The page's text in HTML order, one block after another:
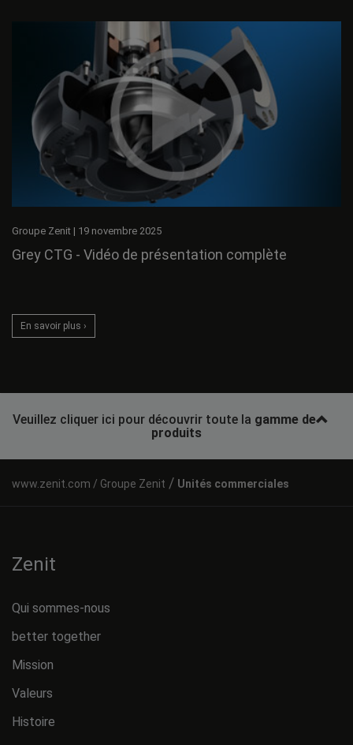
Groupe Zenit | 19 novembre 2025
Grey CTG - Vidéo de présentation complète
En savoir plus ›
Veuillez cliquer ici pour découvrir toute la gamme de
produits
Groupe Zenit / Unités commerciales
Zenit
Qui sommes-nous
better together
Mission
Valeurs
Histoire